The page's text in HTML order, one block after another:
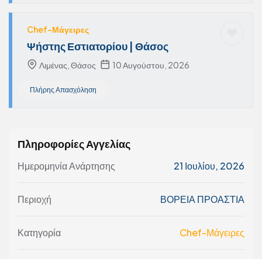
Chef-Μάγειρες
Ψήστης Εστιατορίου | Θάσος
Λιμένας, Θάσος 10 Αυγούστου, 2026
Πλήρης Απασχόληση
Πληροφορίες Αγγελίας
Ημερομηνία Ανάρτησης 21 Ιουλίου, 2026
Περιοχή ΒΟΡΕΙΑ ΠΡΟΑΣΤΙΑ
Κατηγορία Chef-Μάγειρες